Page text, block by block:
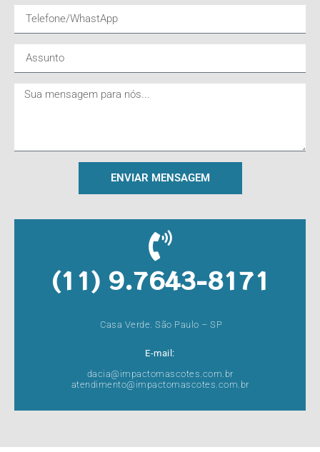
ENVIAR MENSAGEM
(11) 9.7643-8171
Casa Verde. São Paulo – SP
E-mail:
dacia@impactomascotes.com.br
atendimento@impactomascotes.com.br